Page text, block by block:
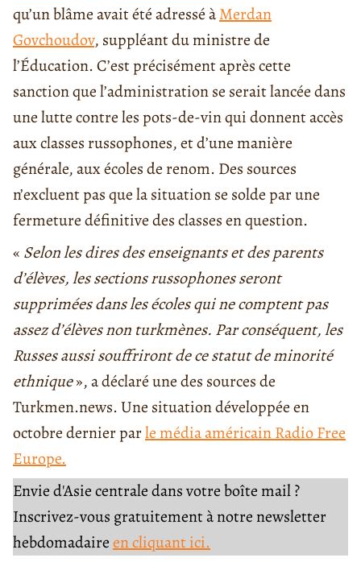
qu’un blâme avait été adressé àMerdan
Govchoudov, suppléant du ministre de
l’Éducation. C’est précisément après cette
sanction que l’administration se serait lancée dans
une lutte contre les pots-de-vin qui donnent accès
aux classes russophones, et d’une manière
générale, aux écoles de renom. Des sources
n’excluent pas que la situation se solde par une
fermeture définitive des classes en question.
« Selon les dires des enseignants et des parents
d’élèves, les sections russophones seront
supprimées dans les écoles qui ne comptent pas
assez d’élèves non turkmènes. Par conséquent, les
Russes aussi souffriront de ce statut de minorité
ethnique», a déclaré une des sources de
Turkmen.news. Une situation développée en
octobre dernier parle média américain Radio Free
Europe.
Envie d'Asie centrale dans votre boîte mail ?
Inscrivez-vous gratuitement à notre newsletter
hebdomadaireen cliquant ici.